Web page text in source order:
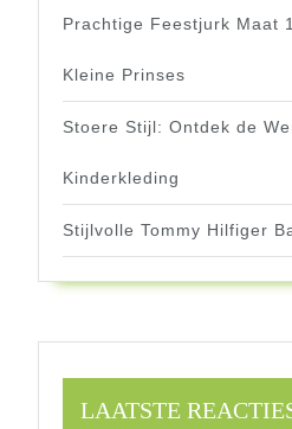
Prachtige Feestjurk Maat
Kleine Prinses
Stoere Stijl: Ontdek de
Kinderkleding
Stijlvolle Tommy Hilfiger
LAATSTE